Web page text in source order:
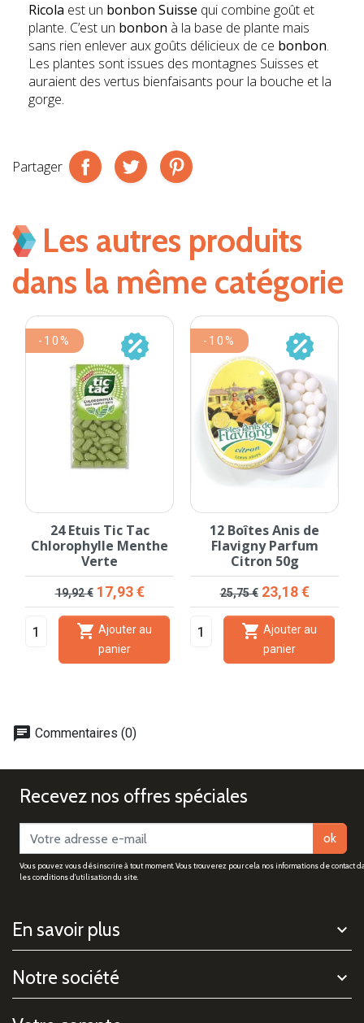
Ricola est un bonbon Suisse qui combine goût et
plante. C’est un bonbon à la base de plante mais
sans rien enlever aux goûts délicieux de ce bonbon.
Les plantes sont issues des montagnes Suisses et
auraient des vertus bienfaisants pour la bouche et la
gorge.
Partager
Les autres produits
dans la même catégorie
24 Etuis Tic Tac
Chlorophylle Menthe
Verte
Prix de base
19,92 € Prix
17,93 €
 Ajouter au
panier
-10%
12 Boîtes Anis de
Flavigny Parfum
Citron 50g
Prix de base
25,75 € Prix
23,18 €
 Ajouter au
panier
-10%
chat Commentaires (0)
Recevez nos offres spéciales
ok
Vous pouvez vous désinscrire à tout moment. Vous trouverez pour cela nos informations de contact
les conditions d'utilisation du site.
En savoir plus
Notre société